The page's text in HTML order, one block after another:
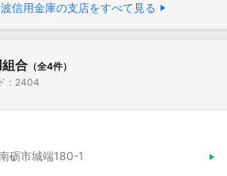
信用金庫の支店をすべて見る
合 （全4件）
：2404
砺市城端180-1